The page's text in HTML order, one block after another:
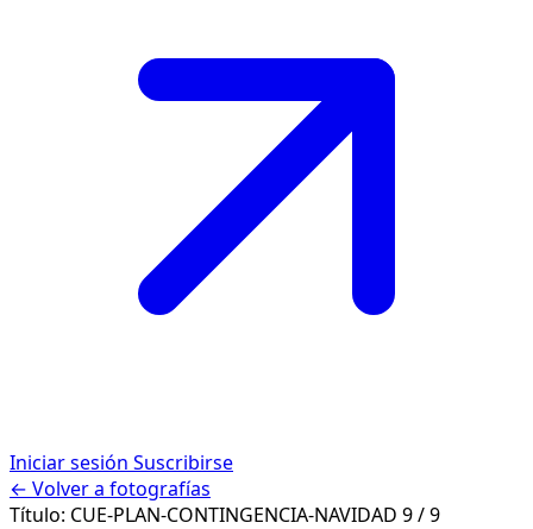
Iniciar sesión Suscribirse
← Volver a fotografías
Título: CUE-PLAN-CONTINGENCIA-NAVIDAD 9 / 9